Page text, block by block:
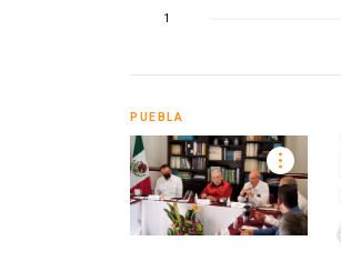
1
PUEBLA